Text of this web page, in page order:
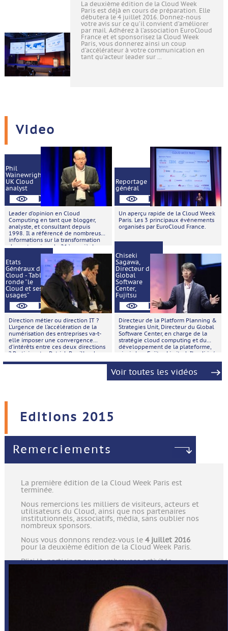
La deuxième édition de la Cloud Week
Paris est déjà en cours de préparation. Elle
débutera le 4 juillet 2016. Donnez-nous
votre avis sur ce qu’il convient d’améliorer
par mail. Adhérez à l’association EuroCloud
France et et sponsorisez la Cloud Week
Paris, vous donnerez ainsi un coup
d’accélérateur à votre communication en
tant qu’acteur leader sur ...
Video
Phil
Wainewright,
UK Cloud
analyst
Leader d’opinion en Cloud
Computing en tant que blogger,
analyste, et consultant depuis
1998. Il a référencé de nombreuses
informations sur la transformation
des entreprises du 21ème siècle
grâce aux technologies digitales. Il
est le co-fondateur de la fédération
européenne EuroCloud et a été le
premier président d’EuroCloud UK.
Reportage
général
Un aperçu rapide de la Cloud Week
Paris. Les 3 principaux événements
organisés par EuroCloud France.
Etats
Généraux du
Cloud - Table
ronde "le
Cloud et ses
usages"
Direction métier ou direction IT ?
L’urgence de l’accélération de la
numérisation des entreprises va-t-
elle imposer une convergence
d’intérêts entre ces deux directions
? Participants : Patrick Bouillaud
(IBM), Fabien Esdourubail (Intel), Eric
et Thomas Honegger (Esker). Débats
Chiseki
Sagawa,
Directeur du
Global
Software
Center,
Fujitsu
Directeur de la Platform Planning &
Strategies Unit, Directeur du Global
Software Center, en charge de la
stratégie cloud computing et du
développement de la plateforme,
ainsi chez Fujitsu Limited. Il a dirigé
le premier projet sur le Cloud pour
Fujitsu Public Cloud au niveau
mondial en 2011.
Voir toutes les vidéos
Editions 2015
Remerciements
La première édition de la Cloud Week Paris est
terminée.
Nous remercions les milliers de visiteurs, acteurs et
utilisateurs du Cloud, ainsi que nos partenaires
institutionnels, associatifs, média, sans oublier nos
nombreux sponsors.
Nous vous donnons rendez-vous le 4 juillet 2016
pour la deuxième édition de la Cloud Week Paris.
D'ici là, participez aux nombreuses activités